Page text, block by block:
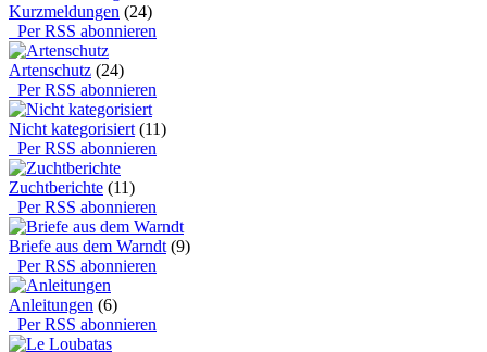
Kurzmeldungen (24)
Per RSS abonnieren
Artenschutz (24)
Per RSS abonnieren
Nicht kategorisiert (11)
Per RSS abonnieren
Zuchtberichte (11)
Per RSS abonnieren
Briefe aus dem Warndt (9)
Per RSS abonnieren
Anleitungen (6)
Per RSS abonnieren